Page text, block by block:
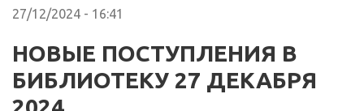
27/12/2024 - 16:41
НОВЫЕ ПОСТУПЛЕНИЯ В
БИБЛИОТЕКУ 27 ДЕКАБРЯ